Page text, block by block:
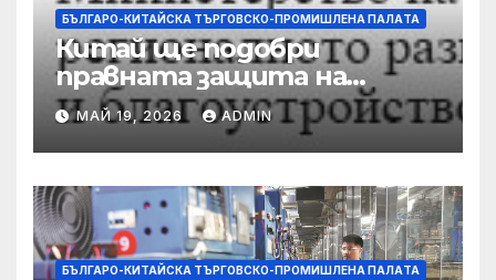
БЪЛГАРО-КИТАЙСКА ТЪРГОВСКО-ПРОМИШЛЕНА ПАЛAТА
Китай ще подобри
правната защита на
предприятията, ще се
съсредоточи върху
борбата с
корпоративната
престъпност
МАЙ 19, 2026 ADMIN
БЪЛГАРО-КИТАЙСКА ТЪРГОВСКО-ПРОМИШЛЕНА ПАЛAТА